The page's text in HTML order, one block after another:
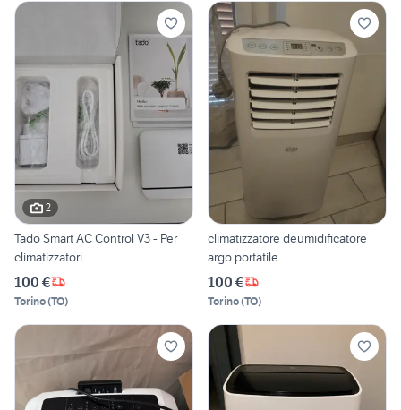
2
Tado Smart AC Control V3 - Per
climatizzatori
100 €
Torino(TO)
climatizzatore deumidificatore
argo portatile
100 €
Torino(TO)